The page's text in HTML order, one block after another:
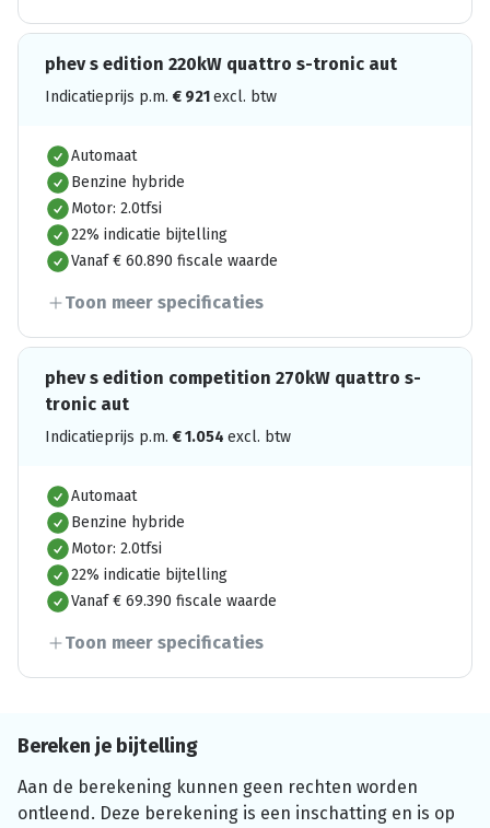
phev s edition 220kW quattro s-tronic aut
Indicatieprijs p.m. € 921excl. btw
Automaat
Benzine hybride
Motor: 2.0tfsi
22% indicatie bijtelling
Vanaf € 60.890 fiscale waarde
Toon meer specificaties
phev s edition competition 270kW quattro s-
tronic aut
Indicatieprijs p.m. €1.054 excl. btw
Automaat
Benzine hybride
Motor: 2.0tfsi
22% indicatie bijtelling
Vanaf € 69.390 fiscale waarde
Toon meer specificaties
Bereken je bijtelling
Aan de berekening kunnen geen rechten worden
ontleend. Deze berekening is een inschatting en is op